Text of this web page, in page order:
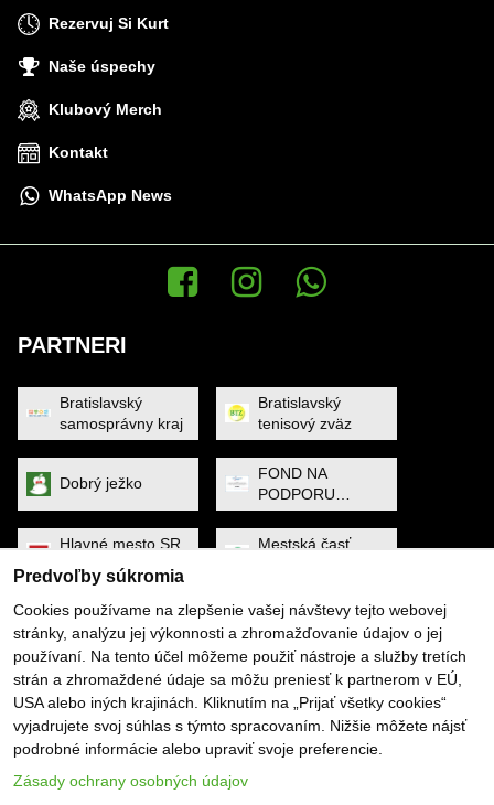
Rezervuj Si Kurt
Naše úspechy
Klubový Merch
Kontakt
WhatsApp News
Facebook Instagram WhatsApp News
PARTNERI
Bratislavský
samosprávny kraj
Bratislavský
tenisový zväz
Dobrý ježko
FOND NA
PODPORU
ŠPORTU
Hlavné mesto SR
Bratislava
Mestská časť
MINISTERSTVO
CESTOVNÉHO
RUCHU A
ŠPORTU
Noa Raven
Obec Dunajská
Lužná
PYGMALIOS
Slovenský
tenisový zväz
SP SOFTWARE
Predvoľby súkromia
Cookies používame na zlepšenie vašej návštevy tejto webovej
stránky, analýzu jej výkonnosti a zhromažďovanie údajov o jej
používaní. Na tento účel môžeme použiť nástroje a služby tretích
strán a zhromaždené údaje sa môžu preniesť k partnerom v EÚ,
USA alebo iných krajinách. Kliknutím na „Prijať všetky cookies“
vyjadrujete svoj súhlas s týmto spracovaním. Nižšie môžete nájsť
podrobné informácie alebo upraviť svoje preferencie.
Zásady ochrany osobných údajov